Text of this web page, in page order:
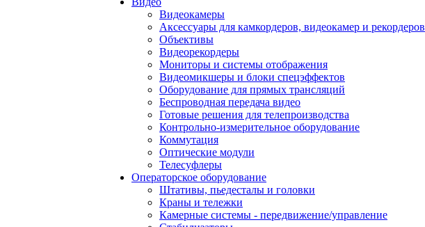
Видеокамеры
Аксессуары для камкордеров, видеокамер и рекордеров
Объективы
Видеорекордеры
Мониторы и системы отображения
Видеомикшеры и блоки спецэффектов
Оборудование для прямых трансляций
Беспроводная передача видео
Готовые решения для телепроизводства
Контрольно-измерительное оборудование
Коммутация
Оптические модули
Телесуфлеры
Операторское оборудование
Штативы, пьедесталы и головки
Краны и тележки
Камерные системы - передвижение/управление